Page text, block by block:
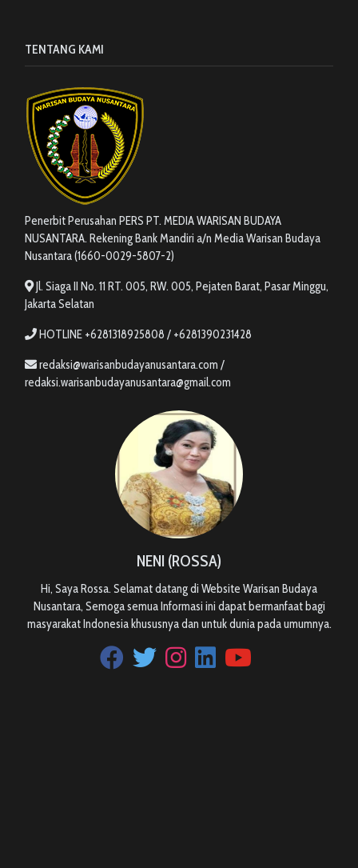
TENTANG KAMI
Penerbit Perusahan PERS PT. MEDIA WARISAN BUDAYA
NUSANTARA. Rekening Bank Mandiri a/n Media Warisan Budaya
Nusantara (1660-0029-5807-2)
Jl. Siaga II No. 11 RT. 005, RW. 005, Pejaten Barat, Pasar Minggu,
Jakarta Selatan
HOTLINE +6281318925808 / +6281390231428
redaksi@warisanbudayanusantara.com /
redaksi.warisanbudayanusantara@gmail.com
NENI (ROSSA)
Hi, Saya Rossa. Selamat datang di Website Warisan Budaya
Nusantara, Semoga semua Informasi ini dapat bermanfaat bagi
masyarakat Indonesia khususnya dan untuk dunia pada umumnya.